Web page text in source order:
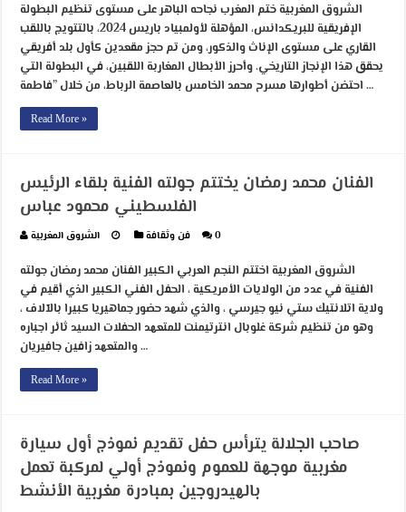
الشروق المغربية ختم المغرب نجاحه الباهر على مستوى تنظيم البطولة
الإفريقية للبريكدانس، المؤهلة لأولمبياد باريس 2024، بالتتويج باللقب
القاري على مستوى الإناث والذكور، ومن تم حجز مقعدين كأول بلد أفريقي
يحقق هذا الإنجاز التاريخي. وأحرز الأبطال المغاربة اللقبين، في البطولة التي
احتضن أطوارها مسرح محمد الخامس بالعاصمة الرباط، من خلال ”فاطمة …
Read More »
الفنان محمد رمضان يختتم جولته الفنية بلقاء الرئيس
الفلسطيني محمود عباس
الشروق المغربية فن وثقافة 0
الشروق المغربية اختتم النجم العربي الكبير الفنان محمد رمضان جولته
الفنية في عدد من الولايات الأمريكية ، الحفل الفني الكبير الذي أقيم في
ولاية اتلانتيك ستي نيو جيرسي ، والذي شهد حضور جماهيريا كبيرا بالآلاف ،
وهو من تنظيم شركة غلوبال انترتيمنت للمتعهد الحفلات السيد ثائر اجباره
والمتعهد زافين جافيريان …
Read More »
صاحب الجلالة يترأس حفل تقديم نموذج أول سيارة
مغربية موجهة للعموم ونموذج أولي لمركبة تعمل
بالهيدروجين بمبادرة مغربية الأنشط